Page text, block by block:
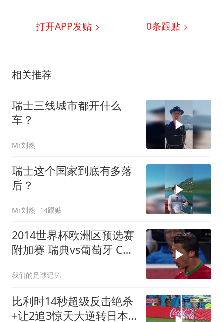
打开APP发贴 0条跟贴
相关推荐
瑞士三线城市都开什么
车？
Mr刘然
瑞士这个国家到底有多落
后？
Mr刘然 14跟贴
2014世界杯欧洲区预选赛
附加赛 瑞典vs葡萄牙 C罗
我们的足球记忆
比利时14秒超级反击绝杀
+让2追3惊天大逆转日本